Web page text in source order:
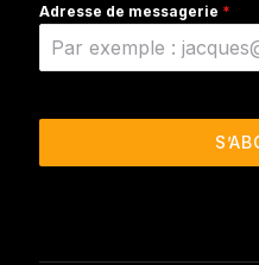
Adresse de messagerie *